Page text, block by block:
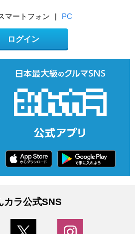
マートフォン | PC
ログイン
カラ公式SNS